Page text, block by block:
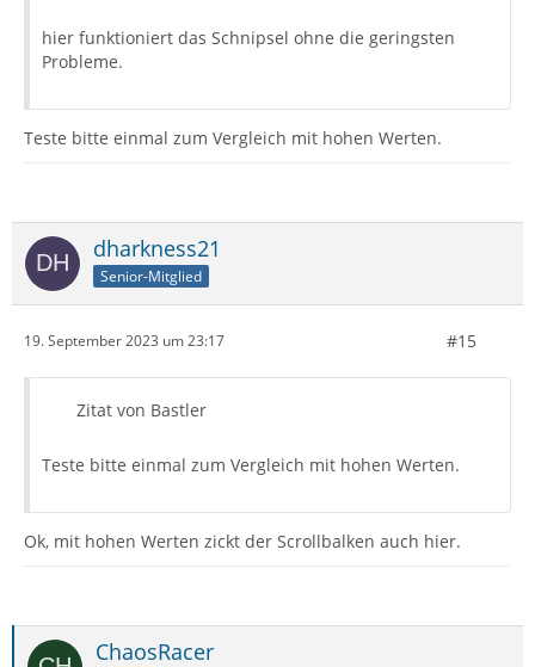
hier funktioniert das Schnipsel ohne die geringsten
Probleme.
Teste bitte einmal zum Vergleich mit hohen Werten.
dharkness21
Senior-Mitglied
19. September 2023 um 23:17 #15
Zitat von Bastler
Teste bitte einmal zum Vergleich mit hohen Werten.
Ok, mit hohen Werten zickt der Scrollbalken auch hier.
ChaosRacer